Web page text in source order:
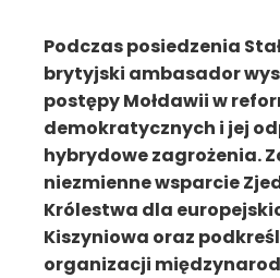
Podczas posiedzenia
brytyjski ambasador
postępy Mołdawii w
demokratycznych i jej
hybrydowe zagrożenia.
niezmienne wsparcie
Królestwa dla
Kiszyniowa oraz
organizacji